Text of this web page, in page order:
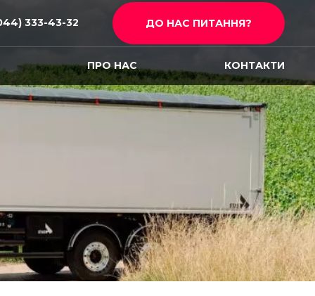
333-43-32 ДО НАС ПИТАННЯ?
ПРО НАС КОНТАКТИ